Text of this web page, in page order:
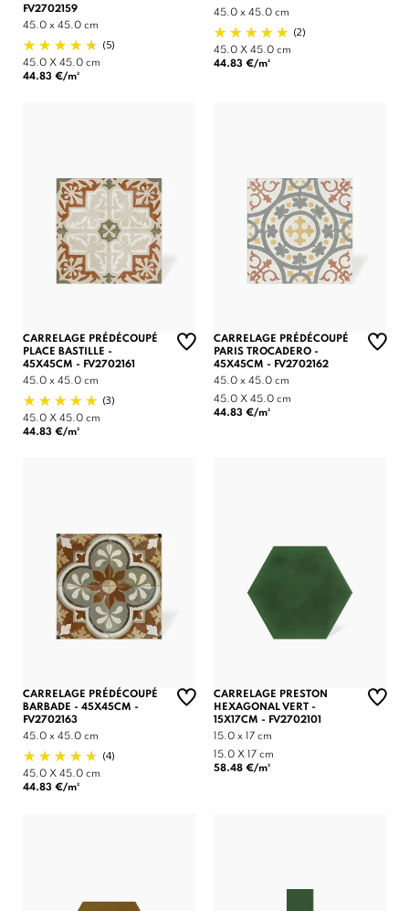
FV2702159
45.0 x 45.0 cm
(5)
45.0 X 45.0 cm
44.83 €/m²
45.0 x 45.0 cm
(2)
45.0 X 45.0 cm
44.83 €/m²
CARRELAGE PRÉDÉCOUPÉ
PLACE BASTILLE -
45X45CM - FV2702161
45.0 x 45.0 cm
(3)
45.0 X 45.0 cm
44.83 €/m²
CARRELAGE PRÉDÉCOUPÉ
PARIS TROCADERO -
45X45CM - FV2702162
45.0 x 45.0 cm
45.0 X 45.0 cm
44.83 €/m²
CARRELAGE PRÉDÉCOUPÉ
BARBADE - 45X45CM -
FV2702163
45.0 x 45.0 cm
(4)
45.0 X 45.0 cm
44.83 €/m²
CARRELAGE PRESTON
HEXAGONAL VERT -
15X17CM - FV2702101
15.0 x 17 cm
15.0 X 17 cm
58.48 €/m²